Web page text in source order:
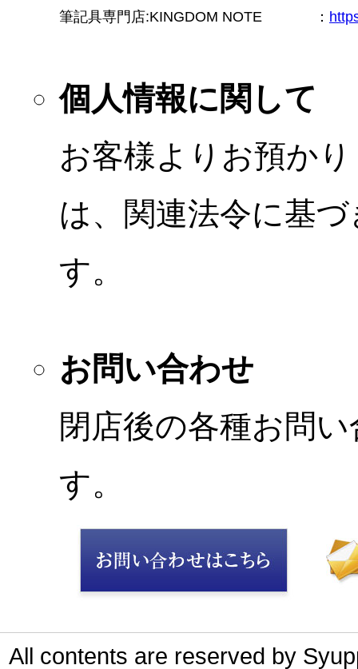
筆記具専門店:KINGDOM NOTE
：
個人情報に関して
お客様よりお預か
は、関連法令に基
す。
お問い合わせ
閉店後の各種お問
す。
All contents are reserved by